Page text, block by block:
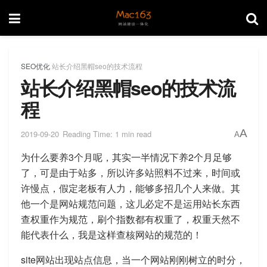
SEO优化站长介绍黑帽seo的技术流程
站长介绍黑帽seo的技术流
程
2019-09-20 Reading Time: 1 min read AA
为什么要养3个月呢，其实一半情况下养2个月足够
了，可是由于站多，所以许多站照料不过来，时间或
许慢点，假定老板有人力，能够多招几个人来做。其
他一个是网站规范问题，这儿必定不是运用站长东西
查权重作为规范，刷个指数都有权重了，权重天然不
能代表什么，我是这样查核网站的规范的！
site网站出现站点信息，当一个网站刚刚树立的时分，